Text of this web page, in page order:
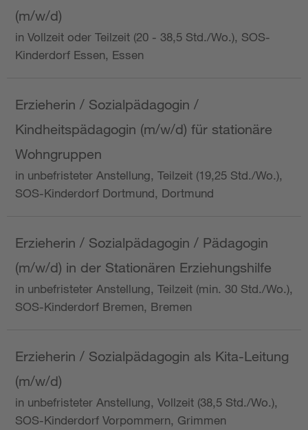
(m/w/d)
in Vollzeit oder Teilzeit (20 - 38,5 Std./Wo.), SOS-
Kinderdorf Essen, Essen
Erzieherin / Sozialpädagogin /
Kindheitspädagogin (m/w/d) für stationäre
Wohngruppen
in unbefristeter Anstellung, Teilzeit (19,25 Std./Wo.),
SOS-Kinderdorf Dortmund, Dortmund
Erzieherin / Sozialpädagogin / Pädagogin
(m/w/d) in der Stationären Erziehungshilfe
in unbefristeter Anstellung, Teilzeit (min. 30 Std./Wo.),
SOS-Kinderdorf Bremen, Bremen
Erzieherin / Sozialpädagogin als Kita-Leitung
(m/w/d)
in unbefristeter Anstellung, Vollzeit (38,5 Std./Wo.),
SOS-Kinderdorf Vorpommern, Grimmen